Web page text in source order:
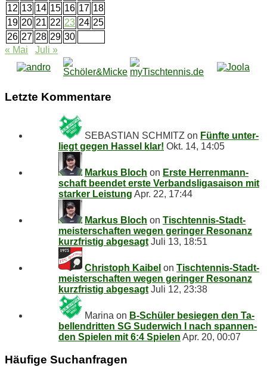
12 13 14 15 16 17 18
19 20 21 22 23 24 25
26 27 28 29 30
« Mai
Juli »
Letz­te Kommentare
SEBASTIAN SCHMITZ on Fünf­te un­ter­
liegt ge­gen Has­sel klar! Okt. 14, 14:05
Markus Bloch on Ers­te Her­ren­mann­
schaft be­en­det ers­te Ver­bands­li­ga­sai­son mit
star­ker Leistung Apr. 22, 17:44
Markus Bloch on Tisch­ten­nis-Stadt­
meis­ter­schaf­ten we­gen ge­rin­ger Re­so­nanz
kurz­fris­tig abgesagt Juli 13, 18:51
Christoph Kaibel on Tisch­ten­nis-Stadt­
meis­ter­schaf­ten we­gen ge­rin­ger Re­so­nanz
kurz­fris­tig abgesagt Juli 12, 23:38
Marina on B‑Schüler be­sie­gen den Ta­
bel­len­drit­ten SG Su­der­wich I nach span­nen­
den Spie­len mit 6:4 Spielen Apr. 20, 00:07
Häu­fi­ge Suchanfragen